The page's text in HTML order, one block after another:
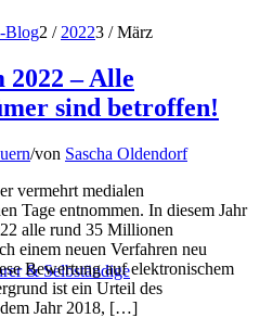
& Selbständige
Blog2 / 20223 / März
– Alle
sind betroffen!
/von Sascha Oldendorf
vermehrt medialen
Tage entnommen. In diesem Jahr
alle rund 35 Millionen
einem neuen Verfahren neu
Bewertung auf elektronischem
ist ein Urteil des
dem Jahr 2018, […]